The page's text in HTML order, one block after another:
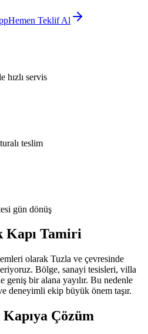
Hemen Teklif Al
hızlı servis
teslim
gün dönüş
Kapı Tamiri
olarak Tuzla ve çevresinde
Bölge, sanayi tesisleri, villa
geniş bir alana yayılır. Bu nedenle
deneyimli ekip büyük önem taşır.
Çözüm